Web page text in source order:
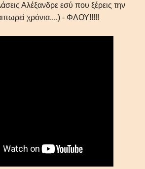
Αλέξανδρε εσύ που ξέρεις την
χρόνια....) - ΦΛΟΥ!!!!!